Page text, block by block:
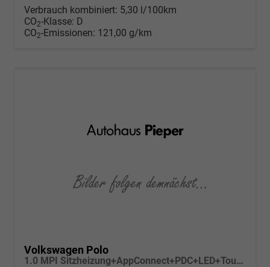
Verbrauch kombiniert: 5,30 l/100km
CO2-Klasse: D
CO2-Emissionen: 121,00 g/km
Volkswagen Polo
1.0 MPI Sitzheizung+AppConnect+PDC+LED+Touch+Lichtsensor+MultiLenkrad